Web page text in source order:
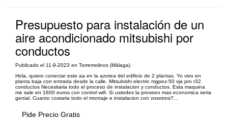
Presupuesto para instalación de un
aire acondicionado mitsubishi por
conductos
Publicado el 11-9-2023 en Torremolinos (Málaga)
Hola, quiero conectar este aa en la azotea del edificio de 2 plantas. Yo vivo en
planta baja con entrada desde la calle. Mitsubishi electric mgpez-50 vja pro r32
conductos Necesitaria todo el proceso de instalacion y conductos. Esta maquina
me sale en 1600 euros con control wifi. Si ustedes la proveen mas economica seria
genial. Cuanto costaria todo el montaje e instalacion con vosotros?...
Pide Precio Gratis